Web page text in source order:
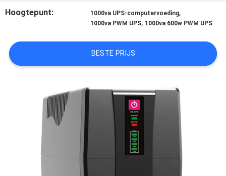
OP
NIEUWS
OFFERTE
SITEMAP
Hoogtepunt:
1000va UPS-computervoeding,
1000va PWM UPS, 1000va 600w PWM UPS
BESTE PRIJS